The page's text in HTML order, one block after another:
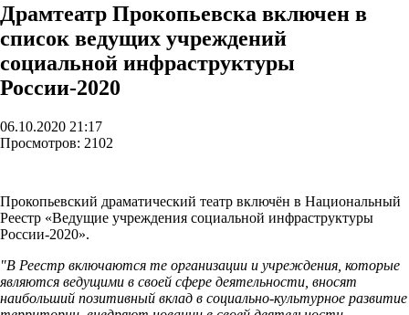
Драмтеатр Прокопьевска включен в
список ведущих учреждений
социальной инфраструктуры
России-2020
06.10.2020 21:17
Просмотров: 2102
Прокопьевский драматический театр включён в Национальный
Реестр «Ведущие учреждения социальной инфраструктуры
России-2020».
"В Реестр включаются те организации и учреждения, которые
являются ведущими в своей сфере деятельности, вносят
наибольший позитивный вклад в социально-культурное развитие